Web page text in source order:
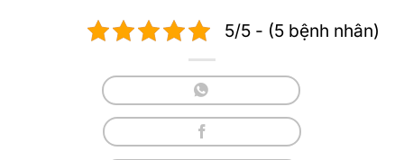
5/5 - (5 bệnh nhân)